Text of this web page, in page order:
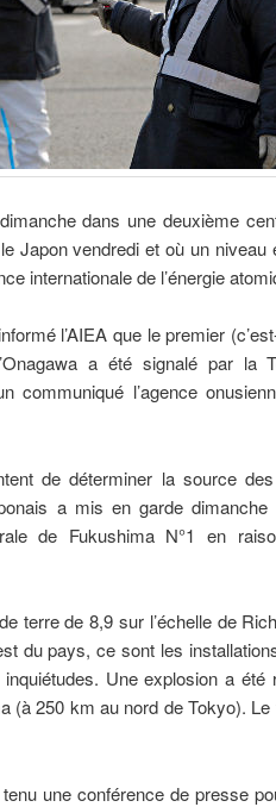
dans une deuxième
Japon vendredi et où un niveau
internationale de l’énergie
l’AIEA que le premier
a été signalé par la
communiqué l’agence
de déterminer la source
a mis en garde
de Fukushima N°1 en
terre de 8,9 sur l’échelle de
du pays, ce sont les
Une explosion a
(à 250 km au nord de Tokyo).
une conférence de presse